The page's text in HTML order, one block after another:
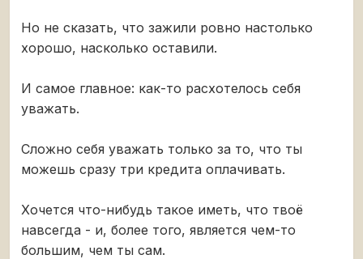
Но не сказать, что зажили ровно настолько
хорошо, насколько оставили.
И самое главное: как-то расхотелось себя
уважать.
Сложно себя уважать только за то, что ты
можешь сразу три кредита оплачивать.
Хочется что-нибудь такое иметь, что твоё
навсегда - и, более того, является чем-то
большим, чем ты сам.